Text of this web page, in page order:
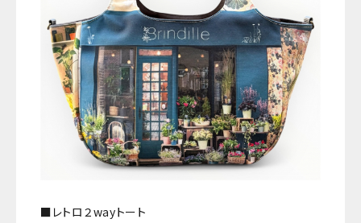
■レトロ２wayトート